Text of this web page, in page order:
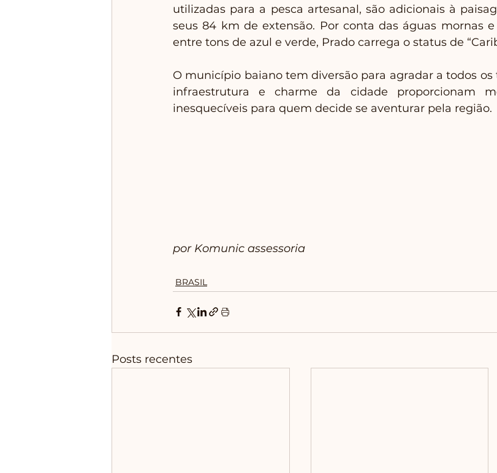
utilizadas para a pesca artesanal, são adicionais à
seus 84 km de extensão. Por conta das águas mornas
entre tons de azul e verde, Prado carrega o status de
O município baiano tem diversão para agradar a todos os
infraestrutura e charme da cidade proporcionam
inesquecíveis para quem decide se aventurar pela região.
por Komunic assessoria
BRASIL
Posts recentes